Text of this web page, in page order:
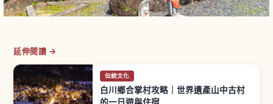
延伸閱讀 →
伝統文化
白川鄉合掌村攻略｜世界遺產山中古村